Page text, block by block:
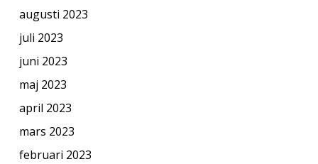
augusti 2023
juli 2023
juni 2023
maj 2023
april 2023
mars 2023
februari 2023